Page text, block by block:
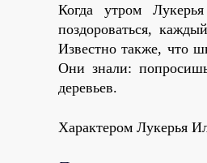
Когда утром
поздороваться,
Известно также, что
Они знали:
деревьев.
Характером Лукерья